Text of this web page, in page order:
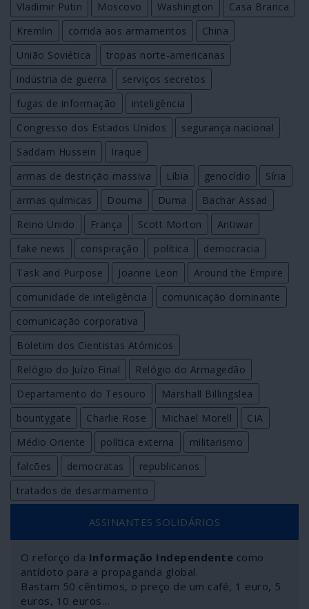
Vladimir Putin Moscovo Washington
Casa Branca
Kremlin
corrida aos armamentos
China
União Soviética
tropas norte-americanas
indústria de guerra
serviços secretos
fugas de informação
inteligência
Congresso dos Estados Unidos
segurança nacional
Saddam Hussein
Iraque
armas de destrição massiva
Líbia genocídio
Síria
armas químicas
Douma Duma
Bachar Assad
Reino Unido
França Scott Morton
Antiwar
fake news
conspiração política
democracia
Task and Purpose
Joanne Leon
Around the Empire
comunidade de inteligência
comunicação dominante
comunicação corporativa
Boletim dos Cientistas Atómicos
Relógio do Juízo Final
Relógio do Armagedão
Departamento do Tesouro
Marshall Billingslea
bountygate
Charlie Rose Michael Morell
CIA
Médio Oriente
política externa
militarismo
falcões
democratas
republicanos
tratados de desarmamento
ASSINANTES SOLIDÁRIOS
O reforço da Informação Independente como
antídoto para a propaganda global.
Bastam 50 cêntimos, o preço de um café, 1 euro, 5
euros, 10 euros…